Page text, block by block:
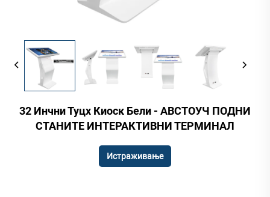
32 Инчни Туцх Киоск Бели - АВСТОУЧ ПОДНИ
СТАНИТЕ ИНТЕРАКТИВНИ ТЕРМИНАЛ
Истраживање